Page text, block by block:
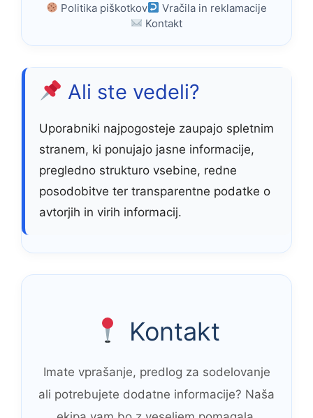
Politika piškotkov
Vračila in reklamacije
Kontakt
Ali ste vedeli?
Uporabniki najpogosteje zaupajo spletnim
stranem, ki ponujajo jasne informacije,
pregledno strukturo vsebine, redne
posodobitve ter transparentne podatke o
avtorjih in virih informacij.
Kontakt
Imate vprašanje, predlog za sodelovanje
ali potrebujete dodatne informacije? Naša